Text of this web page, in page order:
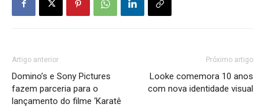
Artigo anterior
Domino’s e Sony Pictures
fazem parceria para o
lançamento do filme ‘Karatê
Próximo artigo
Looke comemora 10 anos
com nova identidade visual